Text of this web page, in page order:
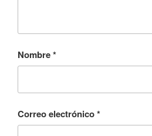
Nombre*
Correo electrónico*